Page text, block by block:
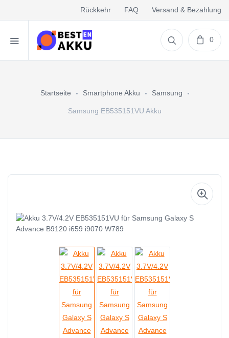
Rückkehr FAQ Versand & Bezahlung
0
Startseite Smartphone Akku Samsung
Samsung EB535151VU Akku